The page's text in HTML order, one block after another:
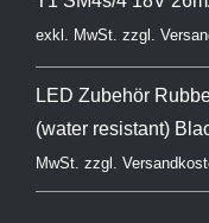
exkl. MwSt. zzgl.
LED Zubehör
(water resistant)
MwSt. zzgl.